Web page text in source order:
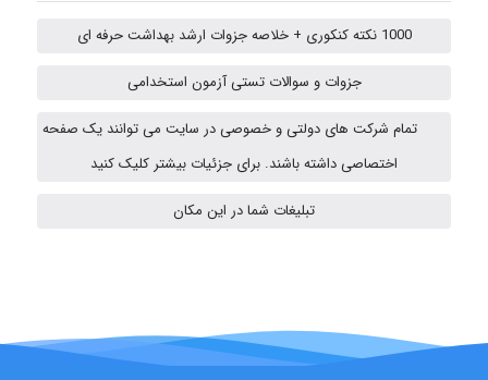
USER124
Hasan haghparast
1000 نکته کنکوری + خلاصه جزوات ارشد بهداشت حرفه ای
جزوات و سوالات تستی آزمون استخدامی
تمام شرکت های دولتی و خصوصی در سایت می توانند یک صفحه
اختصاصی داشته باشند. برای جزئیات بیشتر کلیک کنید
تبلیغات شما در این مکان